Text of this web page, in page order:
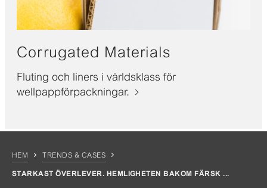
Corrugated Materials
Fluting och liners i världsklass för
wellpappförpackningar.
HEM TRENDS & CASES
STARKAST ÖVERLEVER. HEMLIGHETEN BAKOM FÄRSK ...